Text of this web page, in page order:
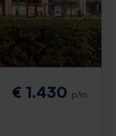
€ 1.430 p/m